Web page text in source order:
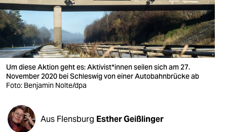
wahrheit
verlag
verlag
veranstaltungen
fragen & hilfe
Um diese Aktion geht es: Ak­ti­vis­t*in­nen seilen sich am 27.
November 2020 bei Schleswig von einer Autobahnbrücke ab
Foto: Benjamin Nolte/dpa
Aus Flensburg Esther Geißlinger